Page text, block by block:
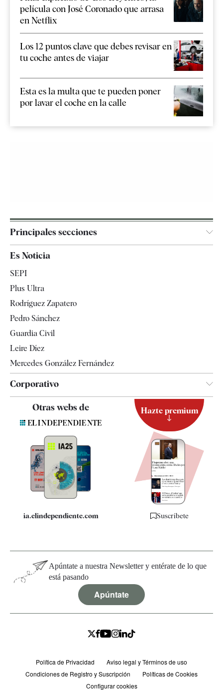
película con José Coronado que arrasa
en Netflix
Los 12 puntos clave que debes revisar en
tu coche antes de viajar
Esta es la multa que te pueden poner
por lavar el coche en la calle
Principales secciones
España
Televisión
Es Noticia
SEPI
Plus Ultra
Rodríguez Zapatero
Pedro Sánchez
Guardia Civil
Leire Díez
Mercedes González Fernández
Corporativo
Contacto
Quiénes somos
Especificaciones
Otras webs de
ia.elindependiente.com
Hazte premium
Suscríbete
Apúntate a nuestra Newsletter y entérate de lo que
está pasando
Apúntate
Política de Privacidad
Aviso legal y Términos de uso
Condiciones de Registro y Suscripción
Políticas de Cookies
Configurar cookies